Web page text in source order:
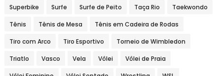
Superbike Surfe Surfe de Peito Taça Rio Taekwondo
Tênis Tênis de Mesa Tênis em Cadeira de Rodas
Tiro com Arco Tiro Esportivo Torneio de Wimbledon
Triatlo Vasco Vela Vôlei Vôlei de Praia